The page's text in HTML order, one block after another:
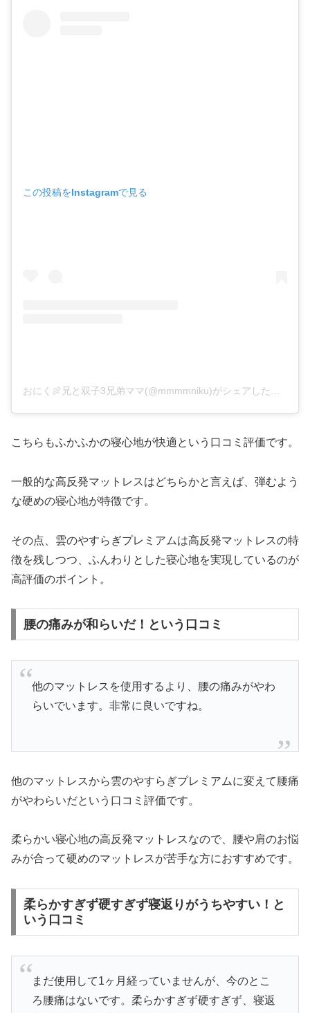
この投稿をInstagramで見る
おにく🍖兄と双子3兄弟ママ(@mmmmniku)がシェアした投稿
こちらもふかふかの寝心地が快適という口コミ評価です。
一般的な高反発マットレスはどちらかと言えば、弾むよう
な硬めの寝心地が特徴です。
その点、雲のやすらぎプレミアムは高反発マットレスの特
徴を残しつつ、ふんわりとした寝心地を実現しているのが
高評価のポイント。
腰の痛みが和らいだ！という口コミ
他のマットレスを使用するより、腰の痛みがやわ
らいでいます。非常に良いですね。
他のマットレスから雲のやすらぎプレミアムに変えて腰痛
がやわらいだという口コミ評価です。
柔らかい寝心地の高反発マットレスなので、腰や肩のお悩
みが合って硬めのマットレスが苦手な方におすすめです。
柔らかすぎず硬すぎず寝返りがうちやすい！と
いう口コミ
まだ使用して1ヶ月経っていませんが、今のとこ
ろ腰痛はないです。柔らかすぎず硬すぎず、寝返